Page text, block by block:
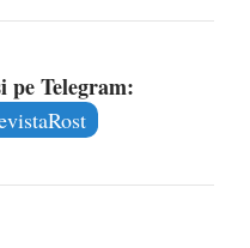
Telegram: